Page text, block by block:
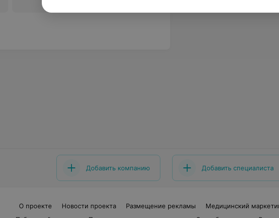
Добавить компанию Добавить специалиста
О проекте Новости проекта Размещение рекламы
Медицинский